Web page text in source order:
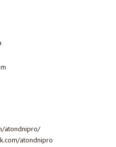
atondnipro/
atondnipro